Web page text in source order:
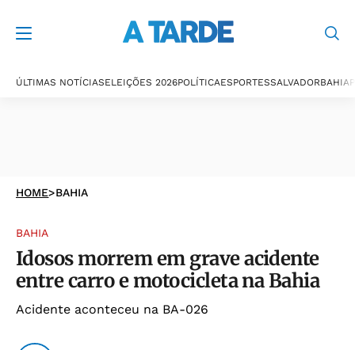
ÚLTIMAS NOTÍCIASELEIÇÕES 2026POLÍTICAESPORTESSALVADORBAHIA
HOME>BAHIA
BAHIA
Idosos morrem em grave acidente
entre carro e motocicleta na Bahia
Acidente aconteceu na BA-026